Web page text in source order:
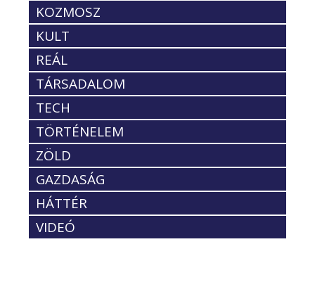
KOZMOSZ
KULT
REÁL
TÁRSADALOM
TECH
TÖRTÉNELEM
ZÖLD
GAZDASÁG
HÁTTÉR
VIDEÓ